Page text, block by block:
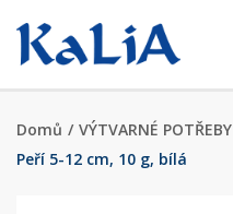
Domů / VÝTVARNÉ POTŘEBY
Peří 5-12 cm, 10 g, bílá